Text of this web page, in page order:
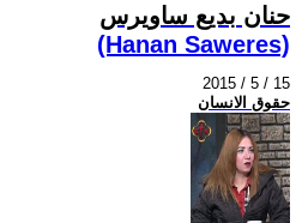
حنان بديع ساويرس
(Hanan Saweres)
2015 / 5 / 15
حقوق الانسان